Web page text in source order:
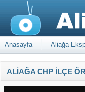
Anasayfa Aliağa
ALİAĞA CHP İLÇE